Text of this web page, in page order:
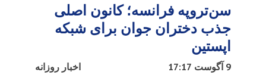
سن‌تروپه فرانسه؛ کانون اصلی
جذب دختران جوان برای شبکه
اپستین
اخبار روزانه 9 آگوست 17:17